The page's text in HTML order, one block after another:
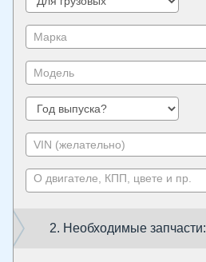
2. Необходимые запчасти: